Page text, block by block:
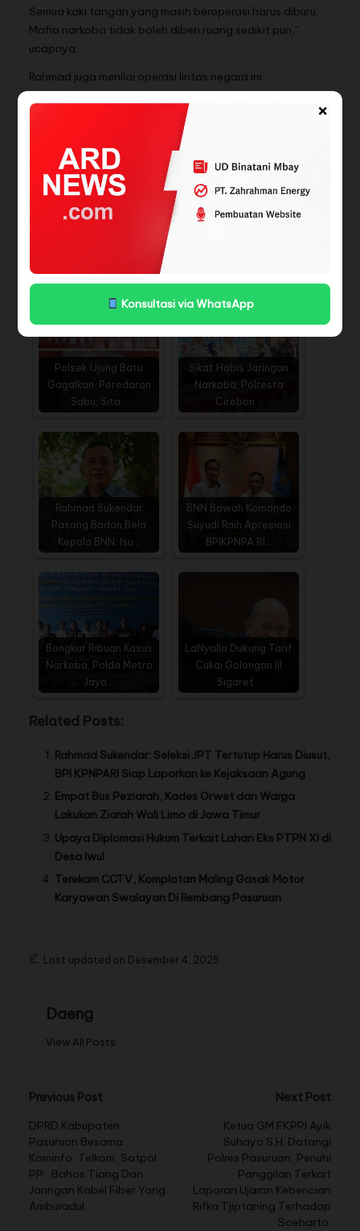
×
Konsultasi via WhatsApp
Semua kaki tangan yang masih beroperasi harus diburu.
Mafia narkoba tidak boleh diberi ruang sedikit pun,”
ucapnya.
Rahmad juga menilai operasi lintas negara ini
membuktikan kepercayaan internasional terhadap
Indonesia dalam memerangi kejahatan narkotika.
“Kolaborasi BNN, Interpol, Kepolisian Kamboja, dan
seluruh institusi terkait menunjukkan bahwa Indonesia
memiliki posisi penting dalam perang global melawan
narkoba. Ini kemenangan strategis bagi negara,”
pungkasnya.
BACA JUGA
Polsek Ujung Batu
Gagalkan Peredaran
Sabu, Sita…
Sikat Habis Jaringan
Narkoba, Polresta
Cirebon…
Rahmad Sukendar
Pasang Badan Bela
Kepala BNN: Isu…
BNN Bawah Komando
Suyudi Raih Apresiasi
BPIKPNPA RI…
Bongkar Ribuan Kasus
Narkoba, Polda Metro
Jaya…
LaNyalla Dukung Tarif
Cukai Golongan III
Sigaret…
Related Posts:
Rahmad Sukendar: Seleksi JPT Tertutup Harus Diusut,
BPI KPNPARI Siap Laporkan ke Kejaksaan Agung
Empat Bus Peziarah, Kades Orwet dan Warga
Lakukan Ziarah Wali Limo di Jawa Timur
Upaya Diplomasi Hukum Terkait Lahan Eks PTPN XI di
Desa Iwul
Terekam CCTV, Komplotan Maling Gasak Motor
Karyawan Swalayan Di Rembang Pasuruan
Last updated on Desember 4, 2025
Daeng
View All Posts
Previous Post
DPRD Kabupaten
Pasuruan Besama
Kominfo, Telkom, Satpol
PP, Bahas Tiang Dan
Jaringan Kabel Fiber Yang
Amburadul.
Next Post
Ketua GM.FKPPI Ayik
Suhaya.S.H. Datangi
Polres Pasuruan, Penuhi
Panggilan Terkait
Laporan Ujaran Kebencian
Rifka Tjiptaning Terhadap
Soeharto.